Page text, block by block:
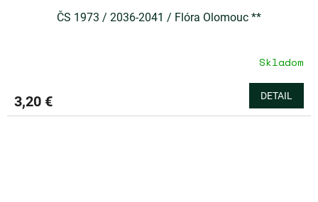
ČS 1973 / 2036-2041 / Flóra Olomouc **
Skladom
3,20 € DETAIL